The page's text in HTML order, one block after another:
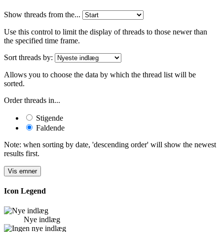
Show threads from the...
Use this control to limit the display of threads to those newer than
the specified time frame.
Sort threads by:
Allows you to choose the data by which the thread list will be
sorted.
Order threads in...
Stigende
Faldende
Note: when sorting by date, 'descending order' will show the newest
results first.
Icon Legend
Nye indlæg